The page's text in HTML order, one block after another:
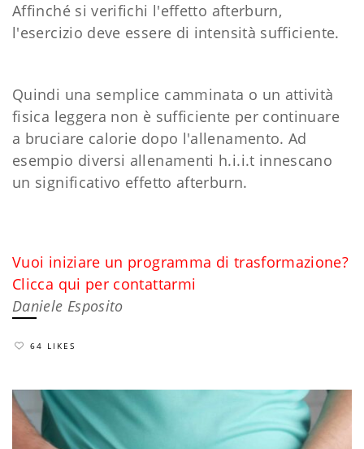
Affinché si verifichi l'effetto afterburn,
l'esercizio deve essere di intensità sufficiente.
Quindi una semplice camminata o un attività
fisica leggera non è sufficiente per continuare
a bruciare calorie dopo l'allenamento. Ad
esempio diversi allenamenti h.i.i.t innescano
un significativo effetto afterburn.
Vuoi iniziare un programma di trasformazione?
Clicca qui per contattarmi
Daniele Esposito
64 LIKES